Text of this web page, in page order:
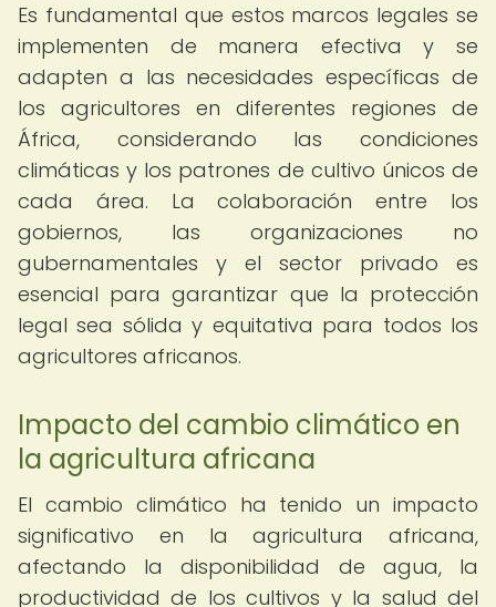
Es fundamental que estos marcos legales se
implementen de manera efectiva y se
adapten a las necesidades específicas de
los agricultores en diferentes regiones de
África, considerando las condiciones
climáticas y los patrones de cultivo únicos de
cada área. La colaboración entre los
gobiernos, las organizaciones no
gubernamentales y el sector privado es
esencial para garantizar que la protección
legal sea sólida y equitativa para todos los
agricultores africanos.
Impacto del cambio climático en
la agricultura africana
El cambio climático ha tenido un impacto
significativo en la agricultura africana,
afectando la disponibilidad de agua, la
productividad de los cultivos y la salud del